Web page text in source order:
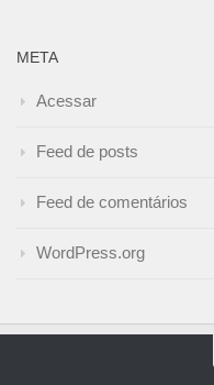
META
Acessar
Feed de posts
Feed de comentários
WordPress.org